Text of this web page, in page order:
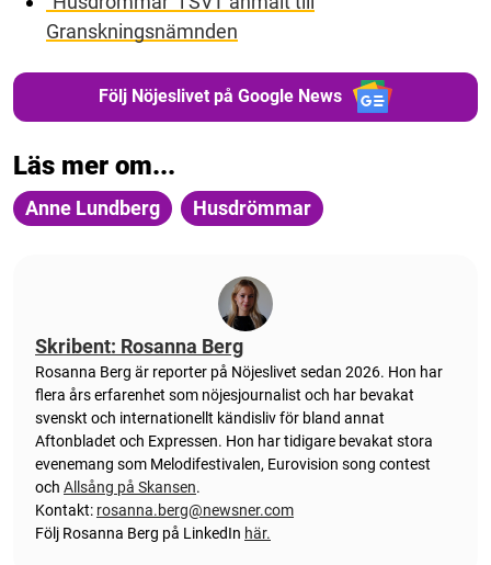
Granskningsnämnden
Följ Nöjeslivet på Google News
Läs mer om...
Anne Lundberg Husdrömmar
Skribent: Rosanna Berg
Rosanna Berg är reporter på Nöjeslivet sedan 2026. Hon har
flera års erfarenhet som nöjesjournalist och har bevakat
svenskt och internationellt kändisliv för bland annat
Aftonbladet och Expressen. Hon har tidigare bevakat stora
evenemang som Melodifestivalen, Eurovision song contest
och Allsång på Skansen.
Kontakt: rosanna.berg@newsner.com
Följ Rosanna Berg på LinkedIn här.